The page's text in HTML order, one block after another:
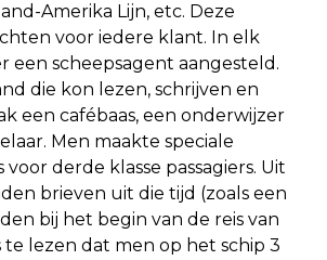
Amerika Lijn, etc. Deze
voor iedere klant. In elk
een scheepsagent aangesteld.
die kon lezen, schrijven en
een cafébaas, een onderwijzer
Men maakte speciale
derde klasse passagiers. Uit
brieven uit die tijd (zoals een
bij het begin van de reis van
te lezen dat men op het schip 3